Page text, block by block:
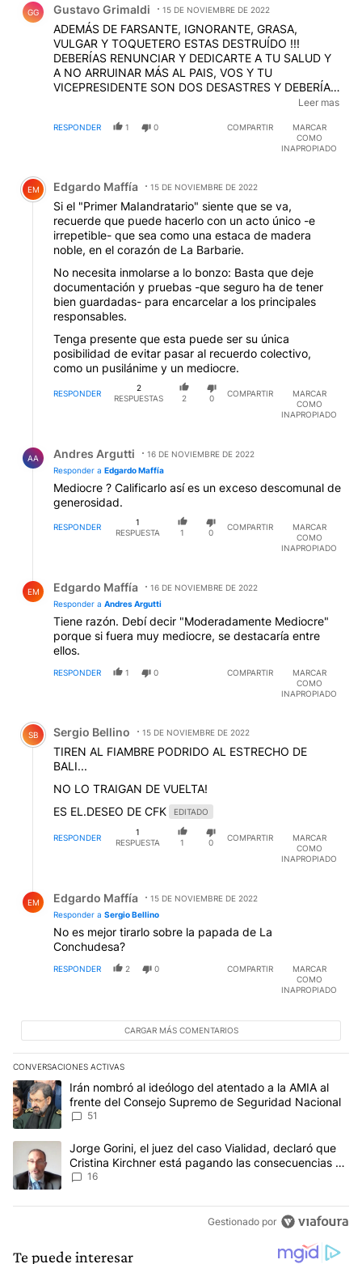
GG Gustavo Grimaldi 15 DE NOVIEMBRE DE 2022
ADEMÁS DE FARSANTE, IGNORANTE, GRASA,
VULGAR Y TOQUETERO ESTAS DESTRUÍDO !!!
DEBERÍAS RENUNCIAR Y DEDICARTE A TU SALUD Y
A NO ARRUINAR MÁS AL PAIS, VOS Y TU
VICEPRESIDENTE SON DOS DESASTRES Y DEBERÍAN
NOS LIBREMOS DEL CAOS TOTAL !!!!
Leer mas
RESPONDER 1 0 COMPARTIR
MARCAR
COMO
INAPROPIADO
Comentario de Edgardo Maffía.
EM Edgardo Maffía 15 DE NOVIEMBRE DE 2022
Si el "Primer MaIandratario" siente que se va,
recuerde que puede hacerlo con un acto único -e
irrepetible- que sea como una estaca de madera
noble, en el corazón de La Barbarie.
No necesita inmolarse a lo bonzo: Basta que deje
documentación y pruebas -que seguro ha de tener
bien guardadas- para encarcelar a los principales
responsables.
Tenga presente que esta puede ser su única
posibilidad de evitar pasar al recuerdo colectivo,
como un pusilánime y un mediocre.
RESPONDER
2
RESPUESTAS
2 0
COMPARTIR
MARCAR
COMO
INAPROPIADO
AA Andres Argutti
16 DE NOVIEMBRE DE 2022
Responder a Edgardo Maffía
Mediocre ? Calificarlo así es un exceso descomunal de
generosidad.
RESPONDER
1
RESPUESTA
1 0
COMPARTIR
MARCAR
COMO
INAPROPIADO
EM Edgardo Maffía
16 DE NOVIEMBRE DE 2022
Responder a Andres Argutti
Tiene razón. Debí decir "Moderadamente Mediocre"
porque si fuera muy mediocre, se destacaría entre
ellos.
RESPONDER 1 0 COMPARTIR
MARCAR
COMO
INAPROPIADO
Comentario de Sergio Bellino.
SB Sergio Bellino 15 DE NOVIEMBRE DE 2022
TIREN AL FIAMBRE PODRIDO AL ESTRECHO DE
BALI...
NO LO TRAIGAN DE VUELTA!
ES EL.DESEO DE CFK
EDITADO
RESPONDER
1
RESPUESTA
1 0
COMPARTIR
MARCAR
COMO
INAPROPIADO
EM Edgardo Maffía
15 DE NOVIEMBRE DE 2022
Responder a Sergio Bellino
No es mejor tirarlo sobre la papada de La
Conchudesa?
RESPONDER 2 0 COMPARTIR
MARCAR
COMO
INAPROPIADO
CARGAR MÁS COMENTARIOS
CONVERSACIONES ACTIVAS
Este listado muestra los artículos con más comentarios en los
Un artículo de tendencia con el título "Irán nombró al ideólogo
Irán nombró al ideólogo del atentado a la AMIA al
frente del Consejo Supremo de Seguridad Nacional
51
Un artículo de tendencia con el título "Jorge Gorini, el juez del
Jorge Gorini, el juez del caso Vialidad, declaró que
Cristina Kirchner está pagando las consecuencias de
cometer "un delito comprobado"
16
Gestionado por